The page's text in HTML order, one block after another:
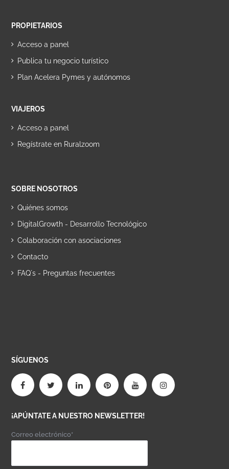
PROPIETARIOS
Acceso a panel
Publica tu negocio turístico
Plan Acelera Pymes y autónomos
VIAJEROS
Acceso a panel
Regístrate en Ruralzoom
SOBRE NOSOTROS
Quiénes somos
DigitalGrowth - Desarrollo Tecnológico
Colaboración con asociaciones
Contacto
FAQ´s - Preguntas frecuentes
SÍGUENOS
¡APÚNTATE A NUESTRO NEWSLETTER!
Correo electrónico*